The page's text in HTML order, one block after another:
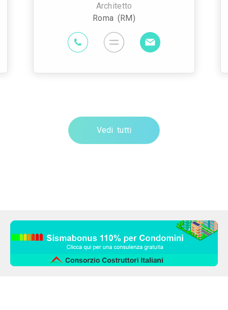
Architetto
Roma (RM)
Vedi tutti